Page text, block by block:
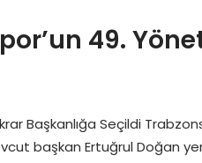
49.
Başkanlığa Seçildi
başkan Ertuğrul Doğan